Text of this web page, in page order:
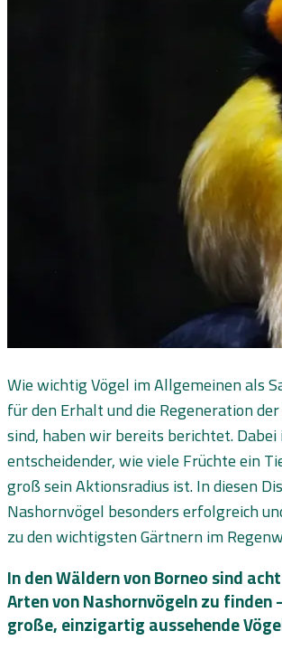
Wie wichtig Vögel im Allgemeinen als
für den Erhalt und die Regeneration
sind, haben wir bereits berichtet. Dabei
entscheidender, wie viele Früchte ein
groß sein Aktionsradius ist. In diesen
Nashornvögel besonders erfolgreich
zu den wichtigsten Gärtnern im
In den Wäldern von Borneo sind
Arten von Nashornvögeln zu finden
große, einzigartig aussehende